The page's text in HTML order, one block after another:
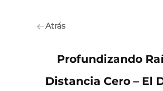
Atrás
Profundizando
Distancia Cero – El